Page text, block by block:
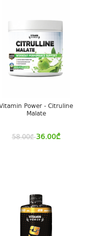
Power - Citruline
Malate
58.00₾ 36.00₾